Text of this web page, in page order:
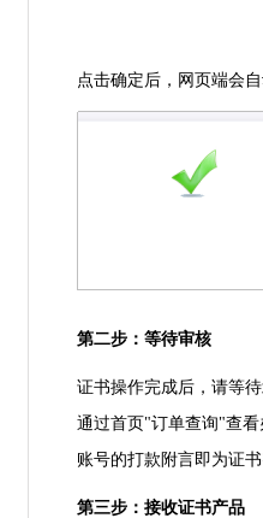
点击确定后，网页端会
第二步：等待审核
证书操作完成后，请等
通过首页"订单查询"查
账号的打款附言即为证
第三步：接收证书产品